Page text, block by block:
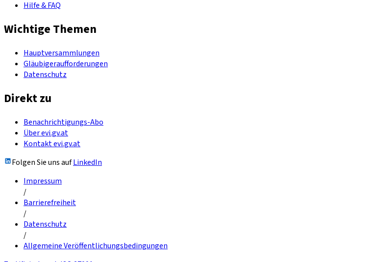
Hilfe & FAQ
Wichtige Themen
Hauptversammlungen
Gläubigeraufforderungen
Datenschutz
Direkt zu
Benachrichtigungs-Abo
Über evi.gv.at
Kontakt evi.gv.at
Folgen Sie uns aufLinkedIn
Impressum
/
Barrierefreiheit
/
Datenschutz
/
Allgemeine Veröffentlichungsbedingungen